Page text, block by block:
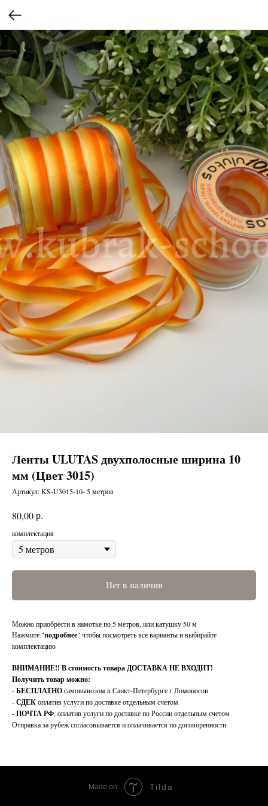
Ленты ULUTAS двухполосные ширина 10
мм (Цвет 3015)
Артикул:KS-U3015-10- 5 метров
80,00р.
комплектация
Нет в наличии
Можно приобрести в намотке по 5 метров, или катушку 50 м
Нажмите "подробнее" чтобы посмотреть все варианты и выбирайте
комплектацию
ВНИМАНИЕ!! В стоимость товара ДОСТАВКА НЕ ВХОДИТ!
Получить товар можно:
-БЕСПЛАТНОсамовывозом в Санкт-Петербурге г Ломоносов
-СДЕКоплатив услуги по доставке отдельным счетом
-ПОЧТА РФ, оплатив услуги по доставке по России отдельным счетом
Отправка за рубеж согласовывается и оплачивается по договоренности.
Made on Tilda